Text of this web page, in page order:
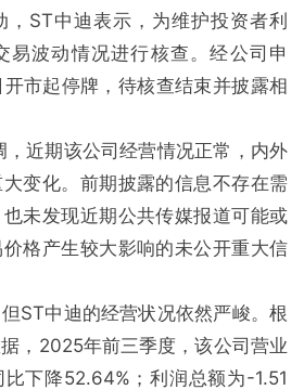
，ST中迪表示，为维护投资者利
易波动情况进行核查。经公司申
市起停牌，待核查结束并披露相
，近期该公司经营情况正常，内外
变化。前期披露的信息不存在需
未发现近期公共传媒报道可能或
格产生较大影响的未公开重大信
ST中迪的经营状况依然严峻。根
，2025年前三季度，该公司营业
下降52.64%；利润总额为-1.51